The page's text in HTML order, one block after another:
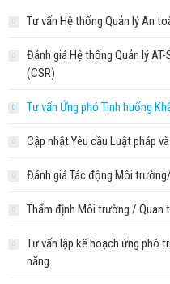
Tư vấn Hệ thống Quản lý An
Đánh giá Hệ thống Quản lý
(CSR)
Tư vấn Ứng phó Tình huống
Cập nhật Yêu cầu Luật pháp
Đánh giá Tác động Môi
Thẩm định Môi trường / Quan
Tư vấn lập kế hoạch ứng phó
năng